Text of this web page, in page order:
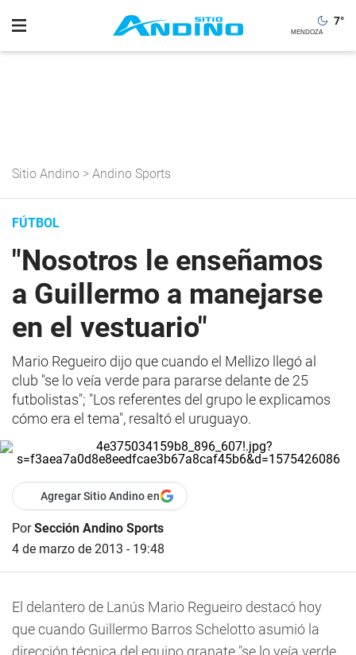
7°
Sitio Andino > Andino Sports
FÚTBOL
"Nosotros le enseñamos
a Guillermo a manejarse
en el vestuario"
Mario Regueiro dijo que cuando el Mellizo llegó al
club "se lo veía verde para pararse delante de 25
futbolistas"; "Los referentes del grupo le explicamos
cómo era el tema", resaltó el uruguayo.
Agregar Sitio Andino en
PorSección Andino Sports
4 de marzo de 2013 - 19:48
El delantero de Lanús Mario Regueiro destacó hoy
que cuando Guillermo Barros Schelotto asumió la
dirección técnica del equipo granate "se lo veía verde